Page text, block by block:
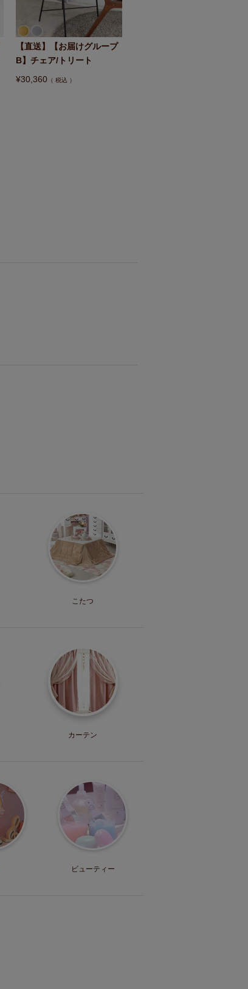
【直送】【お届けグループ
B】チェア/トリート
¥30,360 税込
こたつ
カーテン
ビューティー